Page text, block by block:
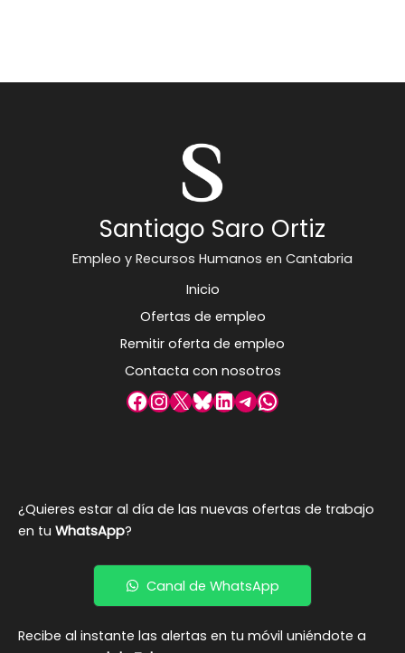
Santiago Saro Ortiz
Empleo y Recursos Humanos en Cantabria
Inicio
Ofertas de empleo
Remitir oferta de empleo
Contacta con nosotros
Facebook
Instagram
X Bluesky
LinkedIn
Telegram
WhatsApp
¿Quieres estar al día de las nuevas ofertas de trabajo
en tu WhatsApp?
Canal de WhatsApp
Recibe al instante las alertas en tu móvil uniéndote a